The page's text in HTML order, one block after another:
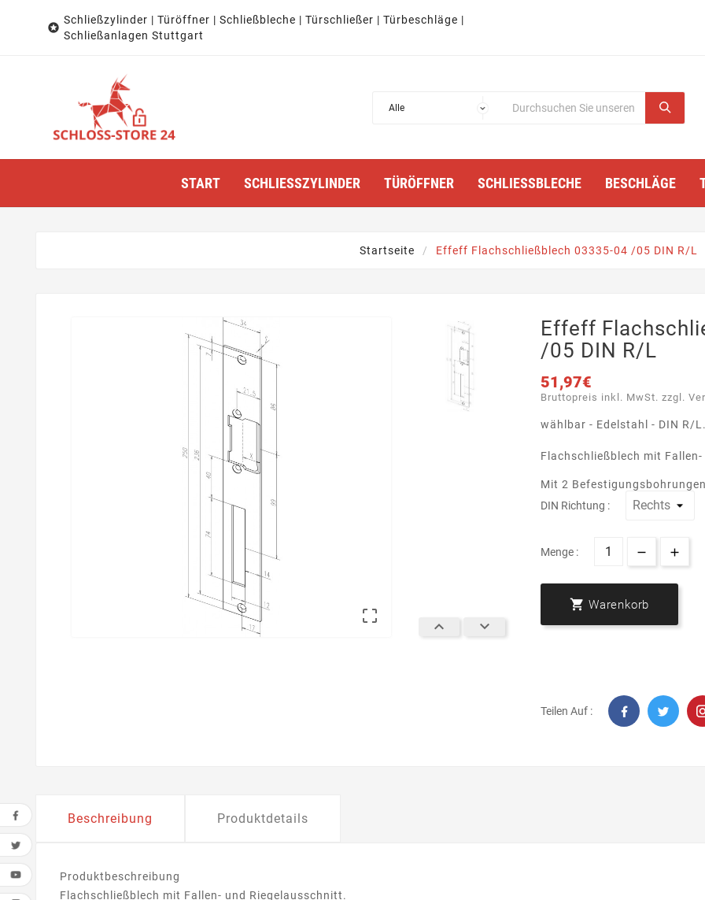

Schließzylinder | Türöffner | Schließbleche | Türschließer | Türbeschläge |
Schließanlagen Stuttgart
START SCHLIESSZYLINDER TÜRÖFFNER SCHLIESSBLECHE BESCHLÄGE
Startseite Effeff Flachschließblech 03335-04 /05 DIN R/L

 
Effeff
/05 DIN R/L
51,97€
Bruttopreis inkl. MwSt. zzgl.
wählbar - Edelstahl - DIN R/L.
Flachschließblech mit
Mit 2
DIN Richtung :
Menge :
 Warenkorb
Teilen Auf :
Beschreibung Produktdetails
Produktbeschreibung
Flachschließblech mit Fallen- und Riegelausschnitt.